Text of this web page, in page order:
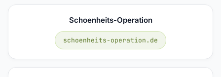
Schoenheits-Operation
schoenheits-operation.de